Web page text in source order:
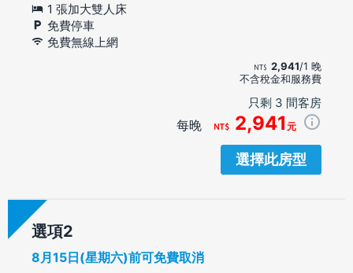
1 張加大雙人床
免費停車
免費無線上網
2,941/1 晚
不含稅金和服務費
只剩 3 間客房
每晚 2,941 元
選擇此房型
選項
8月15日(星期六)前可免費取消